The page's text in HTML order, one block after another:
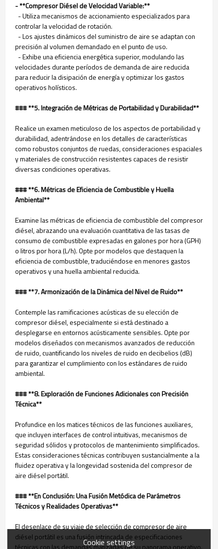
- **Compresor Diésel de Velocidad Variable:**
- Utiliza mecanismos de accionamiento especializados para
controlar la velocidad de rotación.
- Los ajustes dinámicos del suministro de aire se adaptan con
precisión al volumen demandado en el punto de uso.
- Exhibe una eficiencia energética superior, modulando las
velocidades durante períodos de demanda de aire reducida
para reducir la disipación de energía y optimizar los gastos
operativos holísticos.
### **5. Integración de Métricas de Portabilidad y Durabilidad**
Realice un examen meticuloso de los aspectos de portabilidad y
durabilidad, adentrándose en los detalles de características
como robustos conjuntos de ruedas, consideraciones espaciales
y materiales de construcción resistentes capaces de resistir
diversas condiciones operativas.
### **6. Métricas de Eficiencia de Combustible y Huella
Ambiental**
Examine las métricas de eficiencia de combustible del compresor
diésel, abrazando una evaluación cuantitativa de las tasas de
consumo de combustible expresadas en galones por hora (GPH)
o litros por hora (L/h). Opte por modelos que destaquen la
eficiencia de combustible, traduciéndose en menores gastos
operativos y una huella ambiental reducida.
### **7. Armonización de la Dinámica del Nivel de Ruido**
Contemple las ramificaciones acústicas de su elección de
compresor diésel, especialmente si está destinado a
desplegarse en entornos acústicamente sensibles. Opte por
modelos diseñados con mecanismos avanzados de reducción
de ruido, cuantificando los niveles de ruido en decibelios (dB)
para garantizar el cumplimiento con los estándares de ruido
ambiental.
### **8. Exploración de Funciones Adicionales con Precisión
Técnica**
Profundice en los matices técnicos de las funciones auxiliares,
que incluyen interfaces de control intuitivas, mecanismos de
seguridad sólidos y protocolos de mantenimiento simplificados.
Estas consideraciones técnicas contribuyen sustancialmente a la
fluidez operativa y la longevidad sostenida del compresor de
aire diésel portátil.
### **En Conclusión: Una Fusión Metódica de Parámetros
Técnicos y Realidades Operativas**
El desenlace de su viaje de selección de compresor de aire
diésel portátil es una fusión intrincada de especificaciones
técnicas con las demandas matizadas de su panorama operativo.
Cookie settings